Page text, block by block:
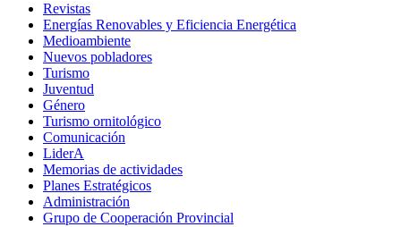
Revistas
Energías Renovables y Eficiencia Energética
Medioambiente
Nuevos pobladores
Turismo
Juventud
Género
Turismo ornitológico
Comunicación
LiderA
Memorias de actividades
Planes Estratégicos
Administración
Grupo de Cooperación Provincial